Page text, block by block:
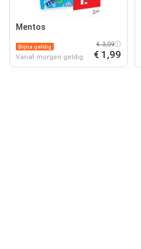
Mentos
Bijna geldig
Vanaf morgen geldig
€ 3,09
€ 1,99